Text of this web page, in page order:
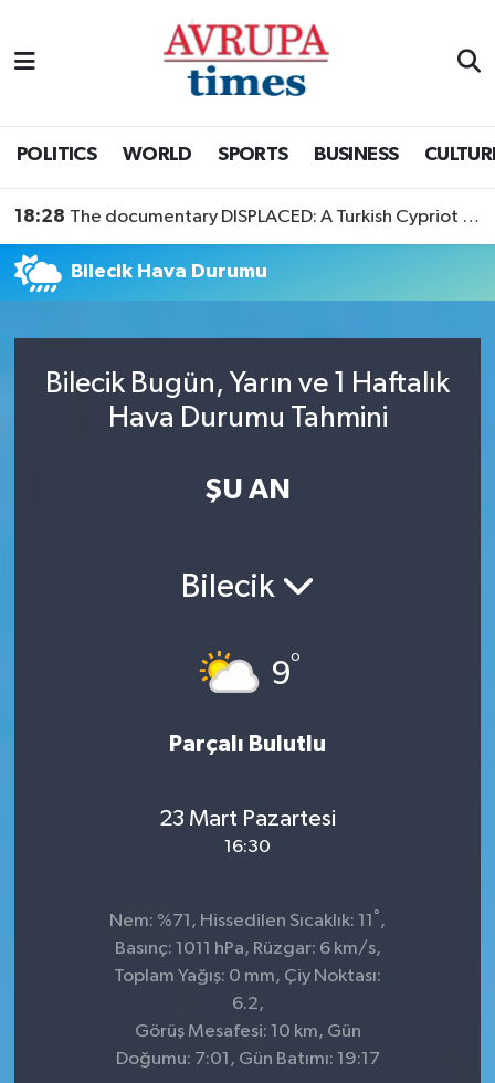
POLITICS WORLD SPORTS BUSINESS
18:28 The documentary DISPLACED: A Turkish Cypriot Story is now available to watch
Bilecik Hava Durumu
Bilecik Bugün, Yarın ve 1 Haftalık
Hava Durumu Tahmini
ŞU AN
Bilecik
9°
Parçalı Bulutlu
23 Mart Pazartesi
16:30
Nem: %71, Hissedilen Sıcaklık: 11 ° ,
Basınç: 1011 hPa, Rüzgar: 6 km/s,
Toplam Yağış: 0 mm, Çiy Noktası:
6.2,
Görüş Mesafesi: 10 km, Gün
Doğumu: 7:01, Gün Batımı: 19:17
Nöbetçi Eczaneler
Son Dakika Haberleri